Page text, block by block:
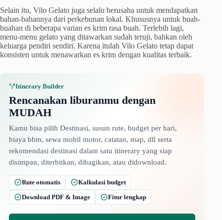
Selain itu, Vilo Gelato juga selalu berusaha untuk mendapatkan
bahan-bahannya dari perkebunan lokal. Khususnya untuk buah-
buahan di beberapa varian es krim rasa buah. Terlebih lagi,
menu-menu gelato yang ditawarkan sudah teruji, bahkan oleh
keluarga pendiri sendiri. Karena itulah Vilo Gelato tetap dapat
konsisten untuk menawarkan es krim dengan kualitas terbaik.
Itinerary Builder
Rencanakan liburanmu dengan
MUDAH
Kamu bisa pilih Destinasi, susun rute, budget per hari,
biaya bbm, sewa mobil motor, catatan, map, dll serta
rekomendasi destinasi dalam satu itinerary yang siap
disimpan, diterbitkan, dibagikan, atau didownload.
Rute otomatis
Kalkulasi budget
Download PDF & Image
Fitur lengkap